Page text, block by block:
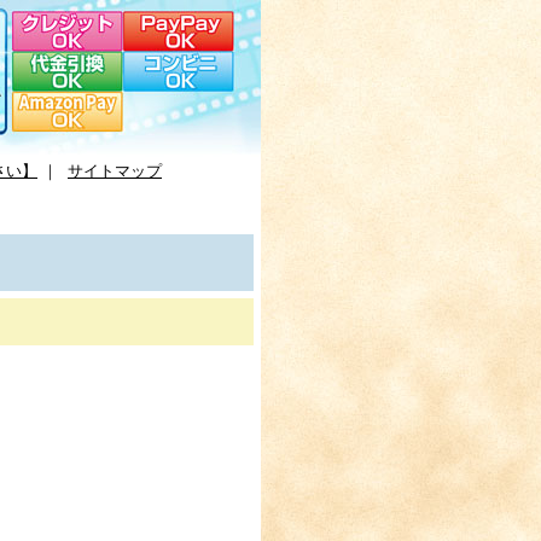
】 ｜ サイトマップ